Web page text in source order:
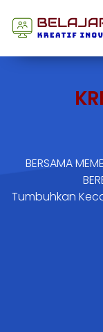
BERSAMA
Tumbuhkan